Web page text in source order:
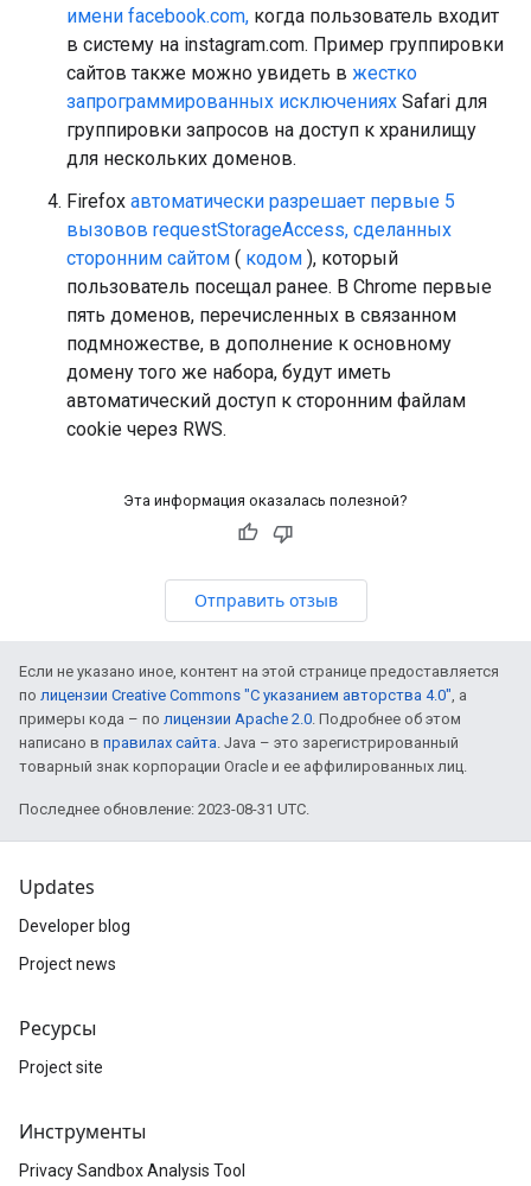
имени facebook.com, когда пользователь входит
в систему на instagram.com. Пример группировки
сайтов также можно увидеть в жестко
запрограммированных исключениях Safari для
группировки запросов на доступ к хранилищу
для нескольких доменов.
Firefox автоматически разрешает первые 5
вызовов requestStorageAccess, сделанных
сторонним сайтом ( кодом ), который
пользователь посещал ранее. В Chrome первые
пять доменов, перечисленных в связанном
подмножестве, в дополнение к основному
домену того же набора, будут иметь
автоматический доступ к сторонним файлам
cookie через RWS.
Эта информация оказалась полезной?
Отправить отзыв
Если не указано иное, контент на этой странице предоставляется
по лицензии Creative Commons "С указанием авторства 4.0" , а
примеры кода – по лицензии Apache 2.0 . Подробнее об этом
написано в правилах сайта . Java – это зарегистрированный
товарный знак корпорации Oracle и ее аффилированных лиц.
Последнее обновление: 2023-08-31 UTC.
Updates
Developer blog
Project news
Ресурсы
Project site
Инструменты
Privacy Sandbox Analysis Tool